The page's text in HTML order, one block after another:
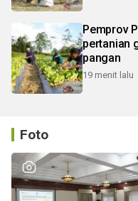
Pemprov
pertanian
pangan
19 menit lalu
Foto